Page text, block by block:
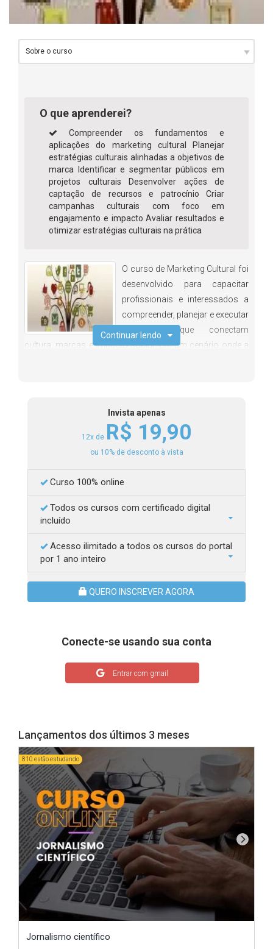
O que aprenderei?
Compreender os fundamentos e
aplicações do marketing cultural Planejar
estratégias culturais alinhadas a objetivos de
marca Identificar e segmentar públicos em
projetos culturais Desenvolver ações de
captação de recursos e patrocínio Criar
campanhas culturais com foco em
engajamento e impacto Avaliar resultados e
otimizar estratégias culturais na prática
O curso de Marketing Cultural foi
desenvolvido para capacitar
profissionais e interessados a
compreender, planejar e executar
estratégias que conectam
cultura, marcas e impacto social. Em um cenário onde a
terá contato com conceitos fundamentais e aplicações
práticas do marketing cultural, passando pelo
planejamento estratégico, captação de recursos,
proposta é oferecer uma formação completa, com foco
projetos culturais estruturados e alinhados às demandas
Continuar lendo
Invista apenas
12x de R$ 19,90
ou 10% de desconto à vista
Curso 100% online
Todos os cursos com certificado digital
incluído
Acesso ilimitado a todos os cursos do portal
por 1 ano inteiro
QUERO INSCREVER AGORA
Conecte-se usando sua conta
Entrar com gmail
Lançamentos dos últimos 3 meses
810 estão estudando
Jornalismo científico